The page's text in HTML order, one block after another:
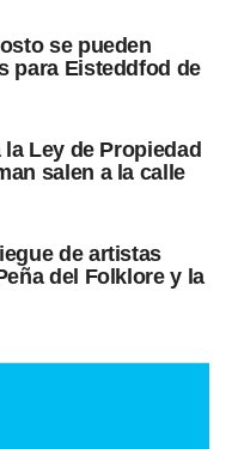
se pueden
para Eisteddfod de
Ley de Propiedad
salen a la calle
de artistas
del Folklore y la